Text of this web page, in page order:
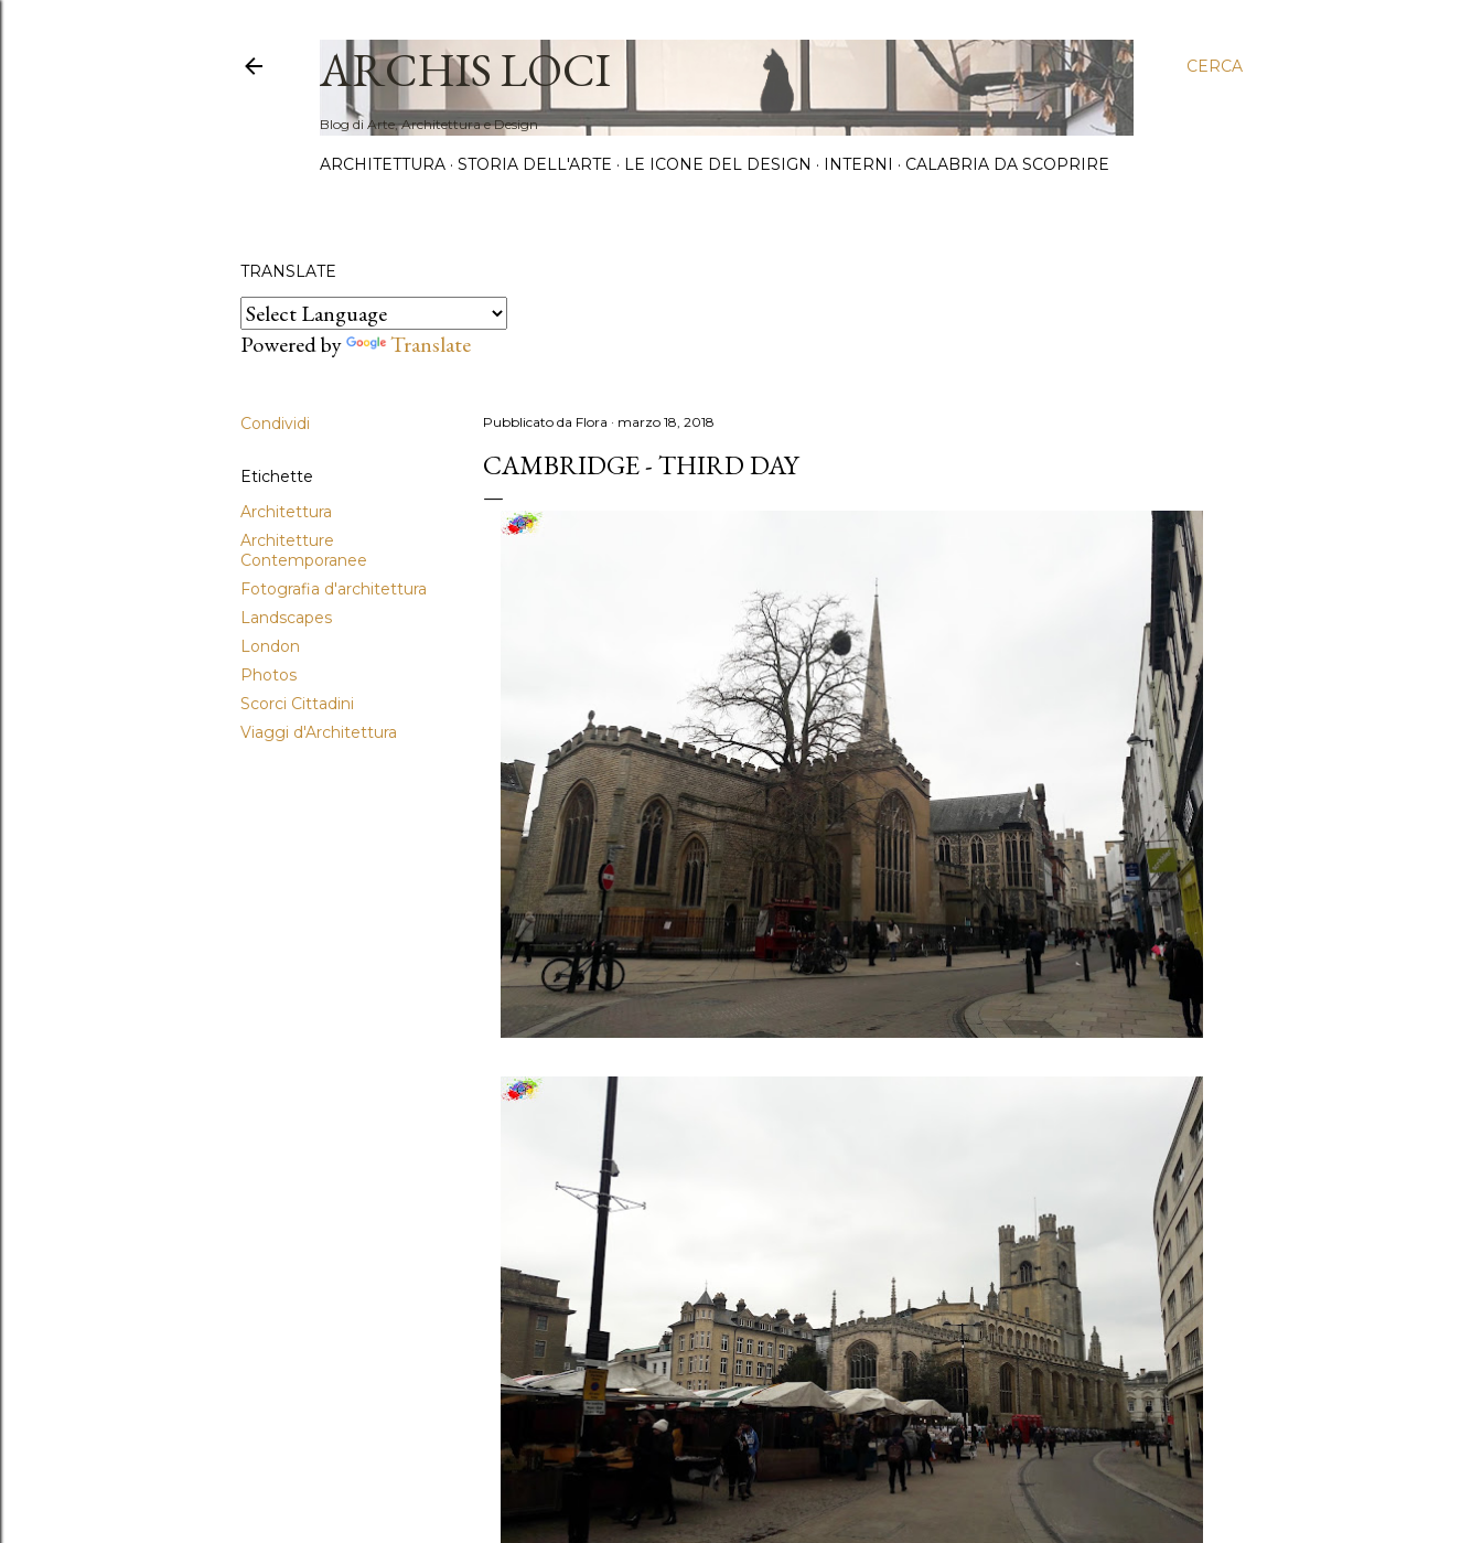
CERCA
ARCHIS LOCI
Blog di Arte, Architettura e Design
ARCHITETTURA STORIA DELL'ARTE LE ICONE DEL DESIGN INTERNI CALABRIA DA SCOPRIRE
TRANSLATE
Powered by Translate
Condividi
Etichette
Architettura
Architetture
Contemporanee
Fotografia d'architettura
Landscapes
London
Photos
Scorci Cittadini
Viaggi d'Architettura
Pubblicato da Flora marzo 18, 2018
CAMBRIDGE - THIRD DAY